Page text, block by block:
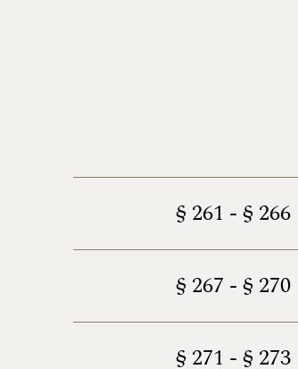
§ 261 - § 266
§ 267 - § 270
§ 271 - § 273